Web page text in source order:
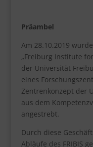
Präambel
Am 28.10.2019
„Freiburg Institute for
der Universität
eines
Zentrenkonzept der
aus dem
angestrebt.
Durch diese
Abläufe des FRIBIS